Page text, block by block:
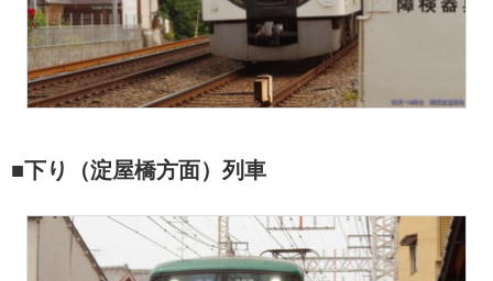
■下り（淀屋橋方面）列車